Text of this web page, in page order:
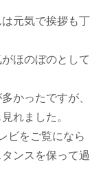
元気で挨拶も丁
ほのぼのとして
かったですが、
れました。
ビをご覧になら
ンスを保って過